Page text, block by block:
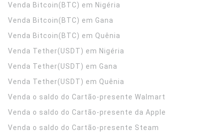
Venda Bitcoin(BTC) em Nigéria
Venda Bitcoin(BTC) em Gana
Venda Bitcoin(BTC) em Quênia
Venda Tether(USDT) em Nigéria
Venda Tether(USDT) em Gana
Venda Tether(USDT) em Quênia
Venda o saldo do Cartão-presente Walmart
Venda o saldo do Cartão-presente da Apple
Venda o saldo do Cartão-presente Steam